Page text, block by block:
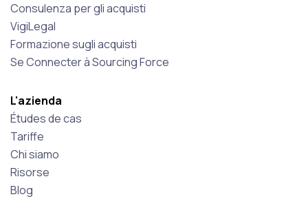
Consulenza per gli acquisti
VigiLegal
Formazione sugli acquisti
Se Connecter à Sourcing Force
L'azienda
Études de cas
Tariffe
Chi siamo
Risorse
Blog